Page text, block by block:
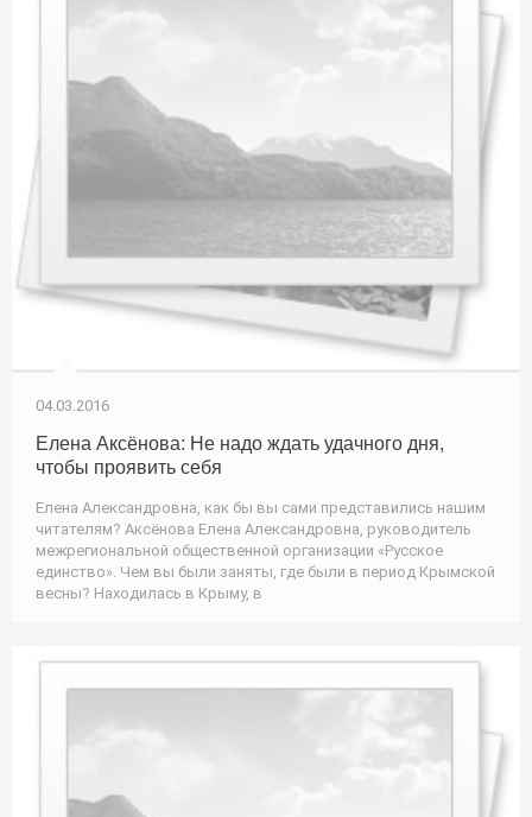
04.03.2016
Елена Аксёнова: Не надо ждать удачного дня,
чтобы проявить себя
Елена Александровна, как бы вы сами представились нашим
читателям? Аксёнова Елена Александровна, руководитель
межрегиональной общественной организации «Русское
единство». Чем вы были заняты, где были в период Крымской
весны? Находилась в Крыму, в